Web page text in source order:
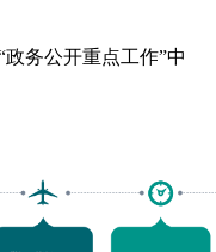
务公开重点工作”中